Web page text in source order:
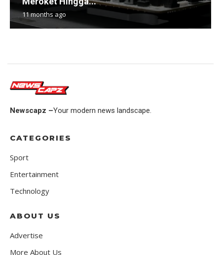
11 months ago
Newscapz –Your modern news landscape.
CATEGORIES
Sport
Entertainment
Technology
ABOUT US
Advertise
More About Us